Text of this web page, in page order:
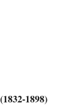
1898)